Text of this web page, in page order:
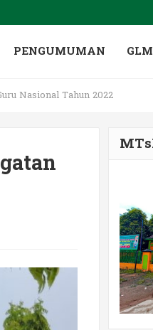
PENGUMUMAN GLM
Nasional Tahun 2022